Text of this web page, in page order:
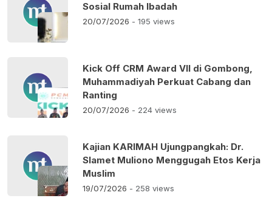
Sosial Rumah Ibadah
20/07/2026 - 195 views
Kick Off CRM Award VII di Gombong,
Muhammadiyah Perkuat Cabang dan
Ranting
20/07/2026 - 224 views
Kajian KARIMAH Ujungpangkah: Dr.
Slamet Muliono Menggugah Etos Kerja
Muslim
19/07/2026 - 258 views